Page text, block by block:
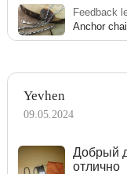
Feedback
Anchor
Yevhen
09.05.2024
Добрый
отлично